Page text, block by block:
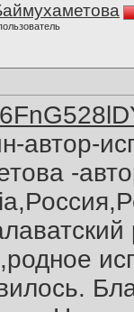
автор-
-